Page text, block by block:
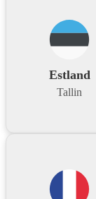
Estland
Tallin